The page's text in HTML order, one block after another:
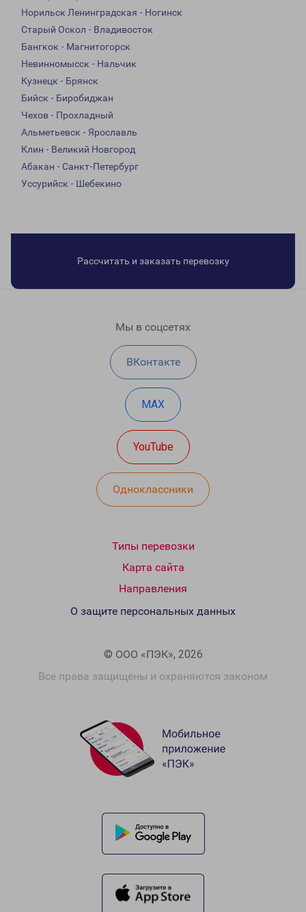
Норильск Ленинградская - Ногинск
Старый Оскол - Владивосток
Бангкок - Магнитогорск
Невинномысск - Нальчик
Кузнецк - Брянск
Бийск - Биробиджан
Чехов - Прохладный
Альметьевск - Ярославль
Клин - Великий Новгород
Абакан - Санкт-Петербург
Уссурийск - Шебекино
Рассчитать и заказать перевозку
Мы в соцсетях
ВКонтакте
MAX
YouTube
Одноклассники
Типы перевозки
Карта сайта
Направления
© ООО «ПЭК», 2026
Все права защищены и охраняются законом
О защите персональных данных